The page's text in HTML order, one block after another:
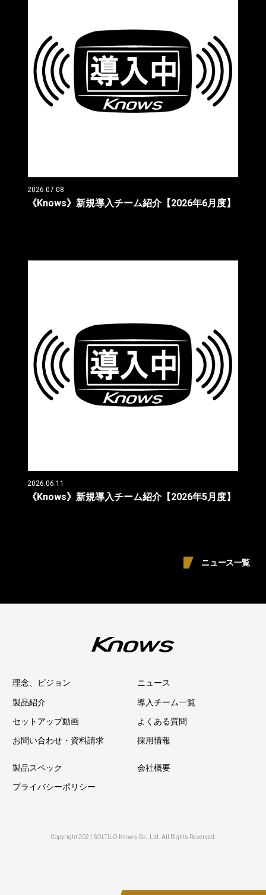
2026.07.08
《Knows》新規導入チーム紹介【2026年6月度】
2026.06.11
《Knows》新規導入チーム紹介【2026年5月度】
ニュース一覧
理念、ビジョン ニュース
製品紹介 導入チーム一覧
セットアップ動画 よくある質問
お問い合わせ・資料請求 採用情報
製品スペック 会社概要
プライバシーポリシー
Copyright 2021 SOLTILO Knows Co., Ltd. All Rights Reserved.